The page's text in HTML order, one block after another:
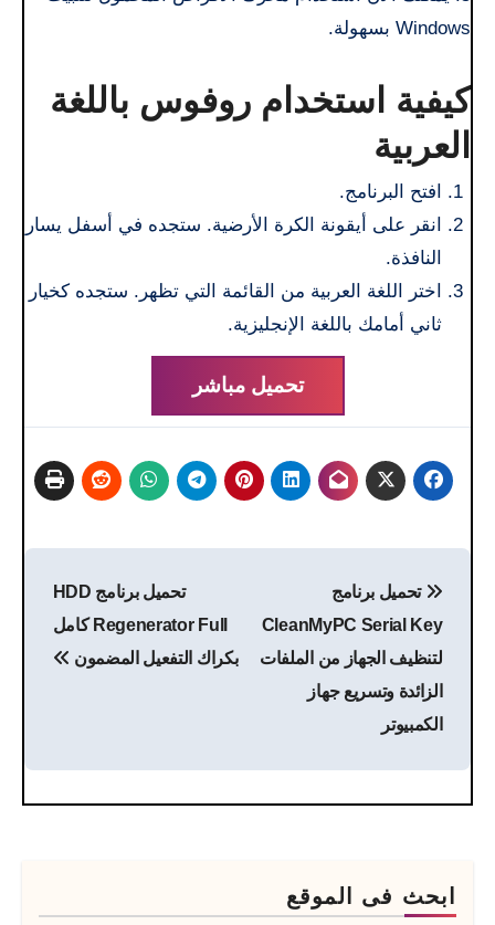
Windows بسهولة.
كيفية استخدام روفوس باللغة
العربية
افتح البرنامج.
انقر على أيقونة الكرة الأرضية. ستجده في أسفل يسار
النافذة.
اختر اللغة العربية من القائمة التي تظهر. ستجده كخيار
ثاني أمامك باللغة الإنجليزية.
تحميل مباشر
المقالات
تحميل برنامج
CleanMyPC Serial Key
لتنظيف الجهاز من الملفات
الزائدة وتسريع جهاز
الكمبيوتر
تحميل برنامج HDD
Regenerator Full كامل
بكراك التفعيل المضمون
ابحث فى الموقع